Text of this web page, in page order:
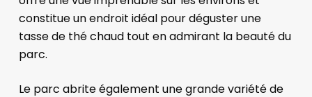
constitue un endroit idéal pour déguster une
tasse de thé chaud tout en admirant la beauté du
parc.
Le parc abrite également une grande variété de